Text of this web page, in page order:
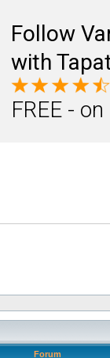
Follow
with
FREE -
Forum